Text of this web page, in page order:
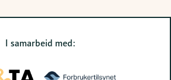
I samarbeid med: